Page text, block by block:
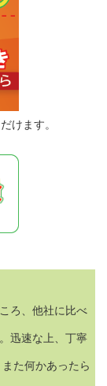
けます。
ろ、他社に比べ
迅速な上、丁寧
た何かあったら